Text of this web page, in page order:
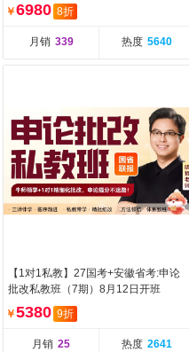
￥6980 8折
月销 339 热度 5640
【1对1私教】27国考+安徽省考:申论
批改私教班（7期）8月12日开班
￥5380 9折
月销 25 热度 2641